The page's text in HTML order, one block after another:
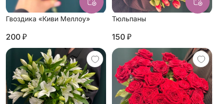
Гвоздика «Киви Меллоу»
200 ₽
Тюльпаны
150 ₽